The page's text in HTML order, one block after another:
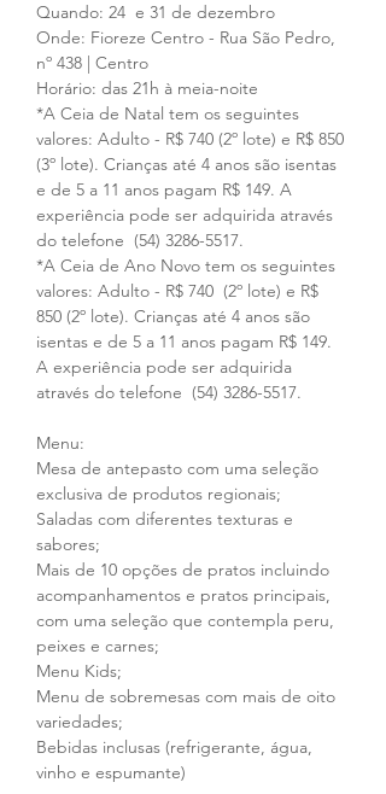
Quando: 24  e 31 de dezembro
Onde: Fioreze Centro - Rua São Pedro,
nº 438 | Centro
Horário: das 21h à meia-noite
*A Ceia de Natal tem os seguintes
valores: Adulto - R$ 740 (2º lote) e R$ 850
(3º lote). Crianças até 4 anos são isentas
e de 5 a 11 anos pagam R$ 149. A
experiência pode ser adquirida através
do telefone  (54) 3286-5517.
*A Ceia de Ano Novo tem os seguintes
valores: Adulto - R$ 740  (2º lote) e R$
850 (2º lote). Crianças até 4 anos são
isentas e de 5 a 11 anos pagam R$ 149.
A experiência pode ser adquirida
através do telefone  (54) 3286-5517.
Menu:
Mesa de antepasto com uma seleção
exclusiva de produtos regionais;
Saladas com diferentes texturas e
sabores;
Mais de 10 opções de pratos incluindo
acompanhamentos e pratos principais,
com uma seleção que contempla peru,
peixes e carnes;
Menu Kids;
Menu de sobremesas com mais de oito
variedades;
Bebidas inclusas (refrigerante, água,
vinho e espumante)